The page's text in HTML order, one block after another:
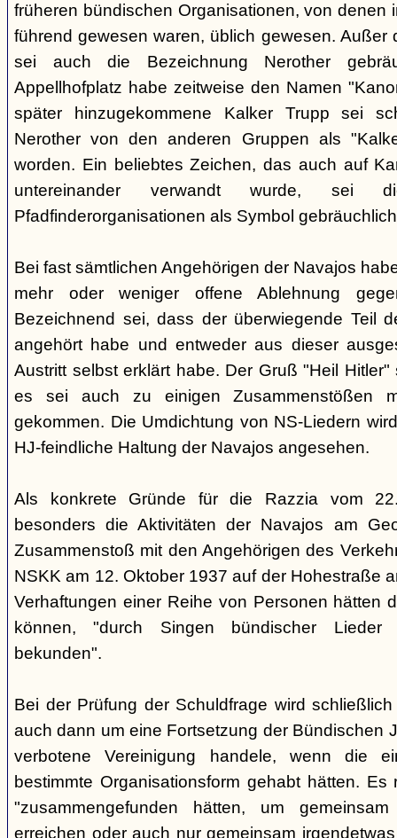
früheren bündischen Organisationen, von denen
führend gewesen waren, üblich gewesen. Außer
sei auch die Bezeichnung Nerother
Appellhofplatz habe zeitweise den Namen
später hinzugekommene Kalker Trupp sei
Nerother von den anderen Gruppen als
worden. Ein beliebtes Zeichen, das auch auf
untereinander verwandt wurde,
Pfadfinderorganisationen als Symbol
Bei fast sämtlichen Angehörigen der Navajos
mehr oder weniger offene Ablehnung
Bezeichnend sei, dass der überwiegende Teil
angehört habe und entweder aus dieser
Austritt selbst erklärt habe. Der Gruß "Heil
es sei auch zu einigen Zusammenstößen
gekommen. Die Umdichtung von NS-Liedern
HJ-feindliche Haltung der Navajos angesehen.
Als konkrete Gründe für die Razzia vom
besonders die Aktivitäten der Navajos am
Zusammenstoß mit den Angehörigen des
NSKK am 12. Oktober 1937 auf der Hohestraße
Verhaftungen einer Reihe von Personen hätten
können, "durch Singen bündischer Lieder
bekunden".
Bei der Prüfung der Schuldfrage wird
auch dann um eine Fortsetzung der Bündischen
verbotene Vereinigung handele, wenn die
bestimmte Organisationsform gehabt hätten.
"zusammengefunden hätten, um
erreichen oder auch nur gemeinsam